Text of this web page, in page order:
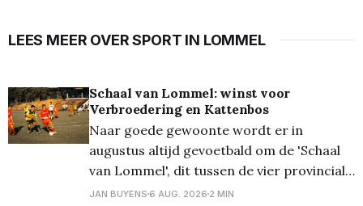
LEES MEER OVER SPORT IN LOMMEL
Schaal van Lommel: winst voor
Verbroedering en Kattenbos
Naar goede gewoonte wordt er in
augustus altijd gevoetbald om de 'Schaal
van Lommel', dit tussen de vier provinciale
Lommelse clubs. Vanavond stonden op het
JAN BUYENS 6 AUG. 2026 2 MIN